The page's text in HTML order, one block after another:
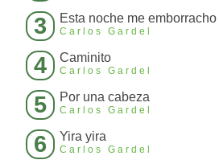
3 Esta noche me emborracho
Carlos Gardel
4 Caminito
Carlos Gardel
5 Por una cabeza
Carlos Gardel
6 Yira yira
Carlos Gardel